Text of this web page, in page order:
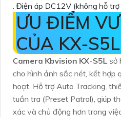
. Điện áp DC12V (không hỗ trợ
ƯU ĐIỂM
CỦA KX-S5L
Camera Kbvision KX-S5L sở
cho hình ảnh sắc nét, kết hợp
hoạt. Hỗ trợ Auto Tracking,
tuần tra (Preset Patrol), giúp
xác và chủ động hơn trong